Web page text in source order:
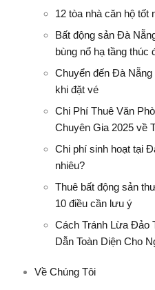
12 tòa nhà căn hộ tốt
Bất động sản Đà
bùng nổ hạ tầng thúc
Chuyển đến Đà
khi đặt vé
Chi Phí Thuê Văn
Chuyên Gia 2025 về
Chi phí sinh hoạt tại
nhiêu?
Thuê bất động sản
10 điều cần lưu ý
Cách Tránh Lừa Đảo
Dẫn Toàn Diện Cho
Về Chúng Tôi